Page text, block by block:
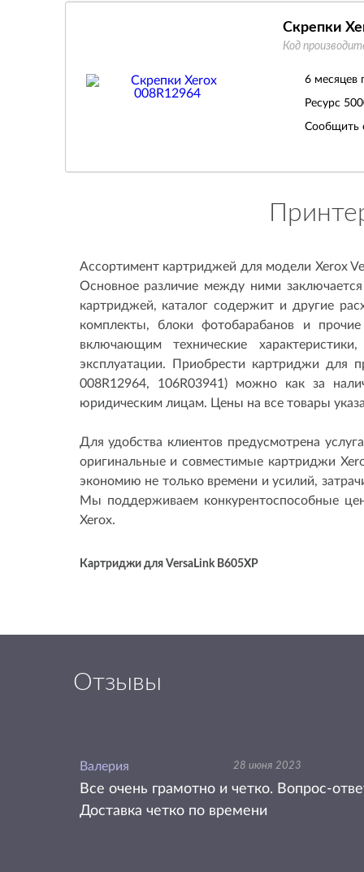
Скрепки
Код
6 месяцев
Ресурс
Сообщить
Ассортимент картриджей для модели Xerox
Основное различие между ними
картриджей, каталог содержит и другие
комплекты, блоки фотобарабанов и
включающим технические
эксплуатации. Приобрести картриджи для
008R12964, 106R03941) можно как за
юридическим лицам. Цены на все товары
Для удобства клиентов предусмотрена
оригинальные и совместимые картриджи
экономию не только времени и усилий,
Мы поддерживаем конкурентоспособные
Xerox.
Картриджи для VersaLink B605XP
Отзывы
Валерия 28 июня 2023
Все очень грамотно и четко. Вопрос-
Доставка четко по времени